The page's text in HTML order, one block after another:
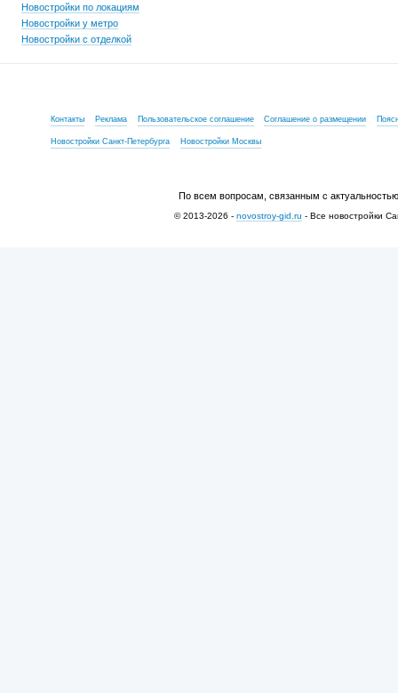
Новостройки по локациям
Новостройки у метро
Новостройки с отделкой
Контакты Реклама Пользовательское соглашение Соглашение о размещении
Новостройки Санкт-Петербурга Новостройки Москвы
По всем вопросам, связанным с
© 2013-2026 - novostroy-gid.ru - Все новостройки